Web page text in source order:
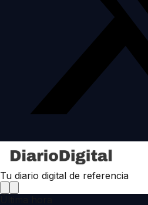
Tu diario digital de referencia